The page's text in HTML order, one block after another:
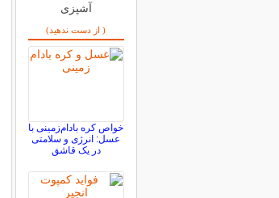
آشپزی
( از دست ندهید)
خواص کره بادام‌زمینی با
عسل: انرژی و سلامتی
در یک قاشق